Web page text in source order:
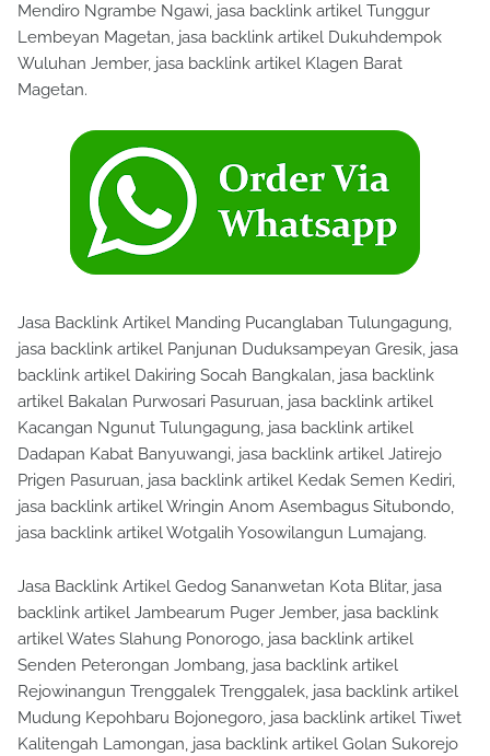
Mendiro Ngrambe Ngawi, jasa backlink artikel Tunggur
Lembeyan Magetan, jasa backlink artikel Dukuhdempok
Wuluhan Jember, jasa backlink artikel Klagen Barat
Magetan.
Jasa Backlink Artikel Manding Pucanglaban Tulungagung,
jasa backlink artikel Panjunan Duduksampeyan Gresik, jasa
backlink artikel Dakiring Socah Bangkalan, jasa backlink
artikel Bakalan Purwosari Pasuruan, jasa backlink artikel
Kacangan Ngunut Tulungagung, jasa backlink artikel
Dadapan Kabat Banyuwangi, jasa backlink artikel Jatirejo
Prigen Pasuruan, jasa backlink artikel Kedak Semen Kediri,
jasa backlink artikel Wringin Anom Asembagus Situbondo,
jasa backlink artikel Wotgalih Yosowilangun Lumajang.
Jasa Backlink Artikel Gedog Sananwetan Kota Blitar, jasa
backlink artikel Jambearum Puger Jember, jasa backlink
artikel Wates Slahung Ponorogo, jasa backlink artikel
Senden Peterongan Jombang, jasa backlink artikel
Rejowinangun Trenggalek Trenggalek, jasa backlink artikel
Mudung Kepohbaru Bojonegoro, jasa backlink artikel Tiwet
Kalitengah Lamongan, jasa backlink artikel Golan Sukorejo